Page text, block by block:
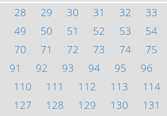
28 29 30 31 32 33
49 50 51 52 53 54
70 71 72 73 74 75
91 92 93 94 95 96
110 111 112 113 114
127 128 129 130 131